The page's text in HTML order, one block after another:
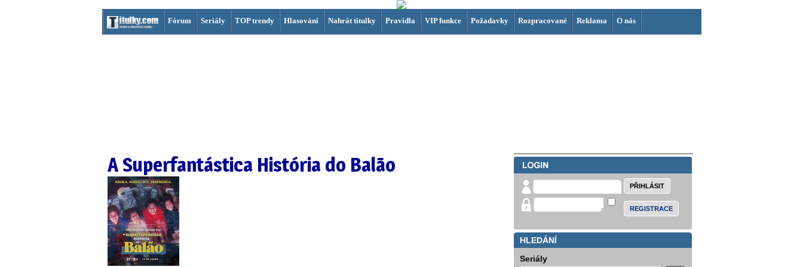
Fórum Seriály TOP trendy Hlasování Nahrát titulky Pravidla VIP funkce Požadavky Rozpracované Reklama O nás
A Superfantástica História do Balão
REGISTRACE
HLEDÁNÍ
Seriály